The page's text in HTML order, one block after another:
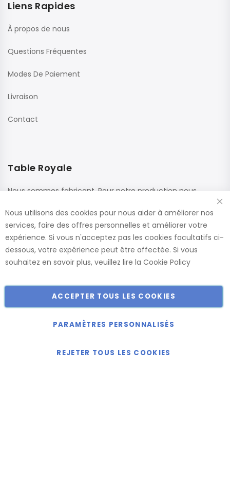
Liens Rapides
À propos de nous
Questions Fréquentes
Modes De Paiement
Livraison
Contact
Table Royale
Nous sommes fabricant. Pour notre production nous
renommés. Ces panneaux sont confectionnés dans nos
usines, ce qui nous permet de vous offrir le plus large choix
de dimensions et de finitions.
Catalogue
Tous droits réservés.
Nous utilisons des cookies pour nous aider à améliorer nos
services, faire des offres personnelles et améliorer votre
expérience. Si vous n'acceptez pas les cookies facultatifs ci-
dessous, votre expérience peut être affectée. Si vous
souhaitez en savoir plus, veuillez lire la Cookie Policy
ACCEPTER TOUS LES COOKIES
PARAMÈTRES PERSONNALISÉS
REJETER TOUS LES COOKIES